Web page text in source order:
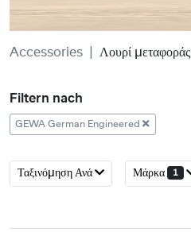
Accessories Λουρί μεταφοράς
Filtern nach
GEWA German Engineered
Ταξινόμηση Ανά Μάρκα 1